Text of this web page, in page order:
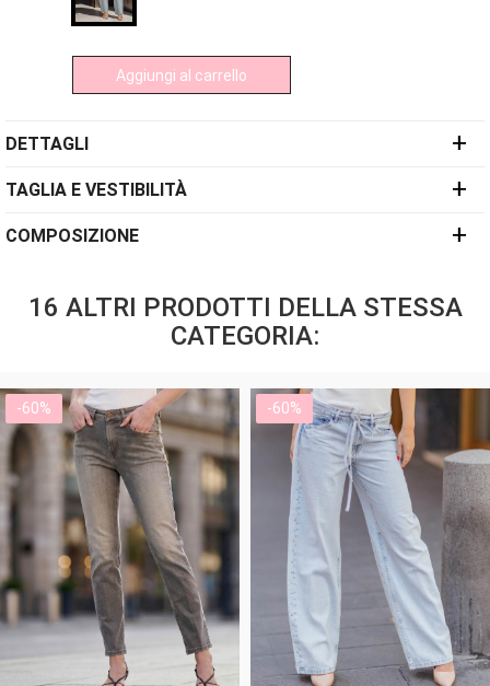
Aggiungi al carrello
DETTAGLI +
TAGLIA E VESTIBILITÀ +
COMPOSIZIONE +
16 ALTRI PRODOTTI DELLA STESSA
CATEGORIA:
-60% -60%